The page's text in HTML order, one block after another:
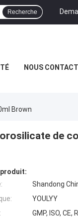
Recherche
NOUS
Brown
de
Shandong
YOULYY
GMP, ISO, CE,